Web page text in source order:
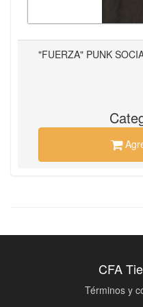
"FUERZA" PUNK
CFA
Términos y